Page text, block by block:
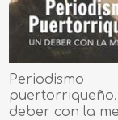
Periodismo
deber con la